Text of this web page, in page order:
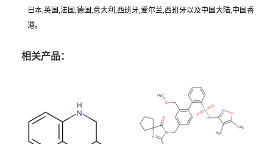
日本,英国,法国,德国,意大利,西班牙,爱尔兰,西班牙以及中国大陆,中国香
港。
相关产品：